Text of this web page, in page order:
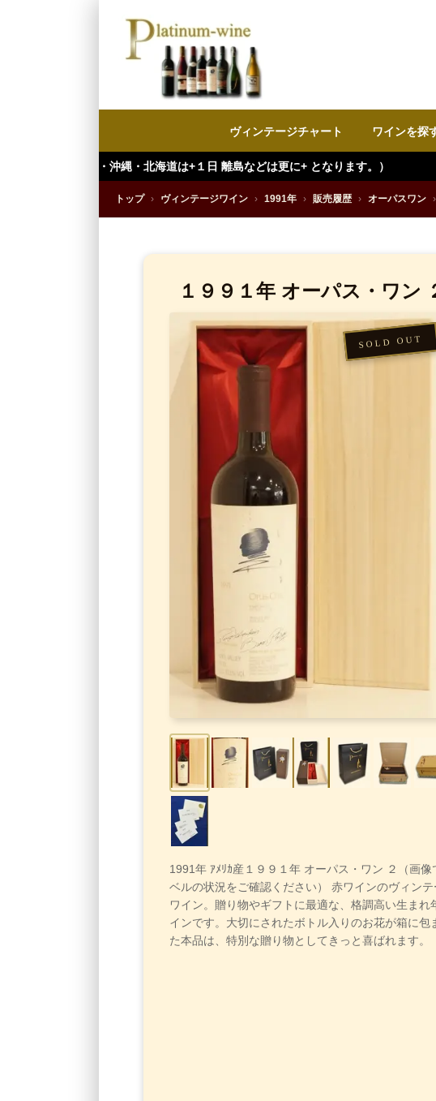
ヴィンテージチャート ワインを探
北海道は+１日 離島などは更に+ となります。）
トップ › ヴィンテージワイン › 1991年 › 販売履歴 › オーパスワン ›
１９９１年 オーパス・ワン
1991年 ｱﾒﾘｶ産１９９１年 オーパス・ワン ２（画像
ベルの状況をご確認ください） 赤ワインのヴィンテ
ワイン。贈り物やギフトに最適な、格調高い生まれ
インです。大切にされたボトル入りのお花が箱に包
た本品は、特別な贈り物としてきっと喜ばれます。